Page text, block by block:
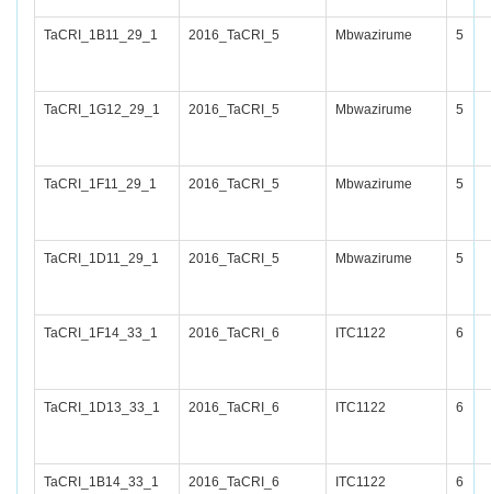
TaCRI_1B11_29_1 2016_TaCRI_5 Mbwazirume 5
TaCRI_1G12_29_1 2016_TaCRI_5 Mbwazirume 5
TaCRI_1F11_29_1 2016_TaCRI_5 Mbwazirume 5
TaCRI_1D11_29_1 2016_TaCRI_5 Mbwazirume 5
TaCRI_1F14_33_1 2016_TaCRI_6 ITC1122 6
TaCRI_1D13_33_1 2016_TaCRI_6 ITC1122 6
TaCRI_1B14_33_1 2016_TaCRI_6 ITC1122 6